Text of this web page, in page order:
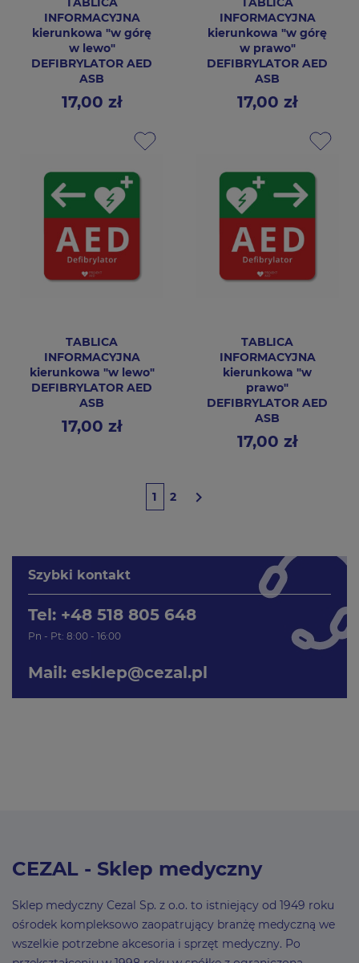
Szybki kontakt
Tel: +48 518 805 648
Pn - Pt: 8:00 - 16:00
Mail: esklep@cezal.pl
INFORMACYJNA
kierunkowa "w górę
w lewo"
DEFIBRYLATOR AED
ASB
17,00 zł
INFORMACYJNA
kierunkowa "w górę
w prawo"
DEFIBRYLATOR AED
ASB
17,00 zł
TABLICA
INFORMACYJNA
kierunkowa "w lewo"
DEFIBRYLATOR AED
ASB
17,00 zł
TABLICA
INFORMACYJNA
kierunkowa "w
prawo"
DEFIBRYLATOR AED
ASB
17,00 zł
1 2 
CEZAL - Sklep medyczny
Sklep medyczny Cezal Sp. z o.o. to istniejący od 1949 roku
ośrodek kompleksowo zaopatrujący branżę medyczną we
wszelkie potrzebne akcesoria i sprzęt medyczny. Po